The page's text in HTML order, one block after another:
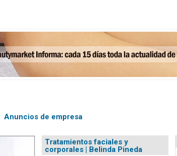
Anuncios de empresa
Tratamientos faciales y
corporales | Belinda Pineda